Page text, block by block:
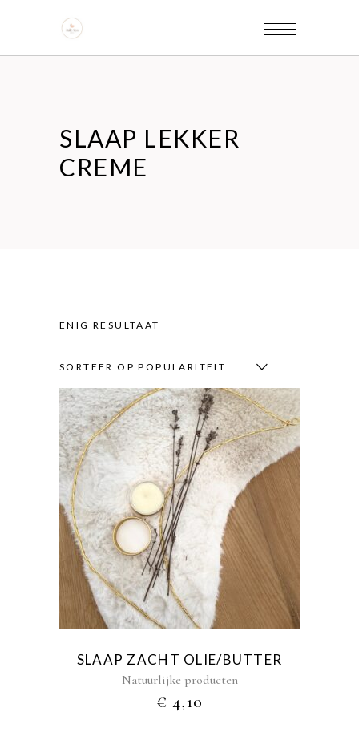
SLAAP LEKKER
CREME
ENIG RESULTAAT
SORTEER OP POPULARITEIT
product
heeft
meerdere
variaties.
Deze
optie
kan
worden
op
de
SLAAP ZACHT OLIE/BUTTER
Natuurlijke producten
€ 4,10